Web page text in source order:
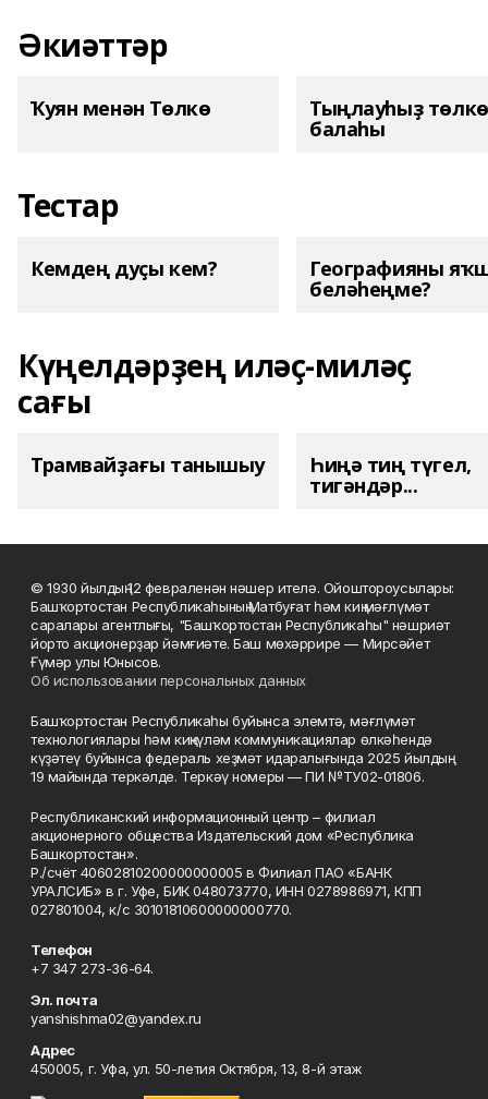
Әкиәттәр
Ҡуян менән Төлкө Тыңлауһыҙ төлкө
балаһы
Тестар
Кемдең дуҫы кем? Географияны
беләһеңме?
Күңелдәрҙең иләҫ-миләҫ
сағы
Трамвайҙағы танышыу Һиңә тиң түгел,
тигәндәр...
© 1930 йылдың 12 февраленән нәшер ителә. Ойоштороусылары:
Башҡортостан Республикаһының Матбуғат һәм киң мәғлүмәт
саралары агентлығы, "Башҡортостан Республикаһы" нәшриәт
йорто акционерҙар йәмғиәте. Баш мөхәррире — Мирсәйет
Ғүмәр улы Юнысов.
Об использовании персональных данных
Башҡортостан Республикаһы буйынса элемтә, мәғлүмәт
технологиялары һәм киңкүләм коммуникациялар өлкәһендә
күҙәтеү буйынса федераль хеҙмәт идаралығында 2025 йылдың
19 майында теркәлде. Теркәү номеры — ПИ №ТУ02-01806.
Республиканский информационный центр – филиал
акционерного общества Издательский дом «Республика
Башкортостан».
Р./счёт 40602810200000000005 в Филиал ПАО «БАНК
УРАЛСИБ» в г. Уфе, БИК 048073770, ИНН 0278986971, КПП
027801004, к/с 30101810600000000770.
Телефон
+7 347 273-36-64.
Эл. почта
yanshishma02@yandex.ru
Адрес
450005, г. Уфа, ул. 50-летия Октября, 13, 8-й этаж